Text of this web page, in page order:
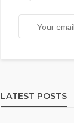
LATEST POSTS